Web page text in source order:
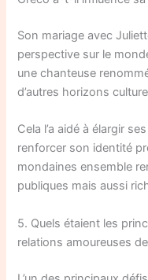
Son mariage avec
perspective sur le
une chanteuse
d’autres horizons
Cela l’a aidé à élargir
renforcer son identité
mondaines ensemble
publiques mais aussi
5. Quels étaient les
relations amoureuses